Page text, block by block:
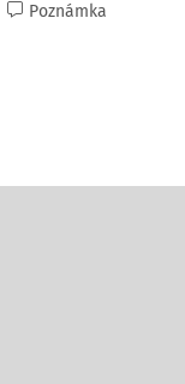
Poznámka